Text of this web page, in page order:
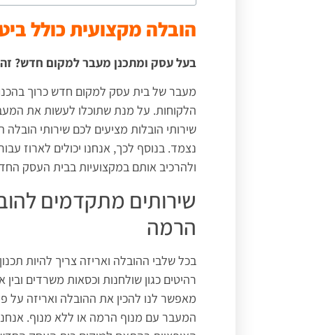
הובלה מקצועית כולל
בעל עסק ומתכנן מעבר למקום חדש? זה
מעבר של בית עסק למקום חדש כרוך
הלקוחות. על מנת שתוכלו לעשות את
שירותי הובלות מציעים לכם שירותי הובלה
נצמד. בנוסף לכך, אנחנו יכולים לארוז
ולהרכיב אותם במקצועיות בבית העסק
שירותים מתקדמים
הרמה
בכל שלבי ההובלה ואריזה צריך להיות
רהיטים כגון שולחנות וכסאות משרדים
מאפשר לנו להכין את ההובלה ואריזה